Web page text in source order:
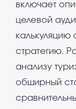
включает
целевой
калькуляцию
стратегию.
анализу
обширный